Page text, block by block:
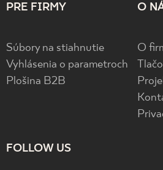
PRE FIRMY
Súbory na stiahnutie
Vyhlásenia o parametroch
Plošina B2B
O
O
FOLLOW US